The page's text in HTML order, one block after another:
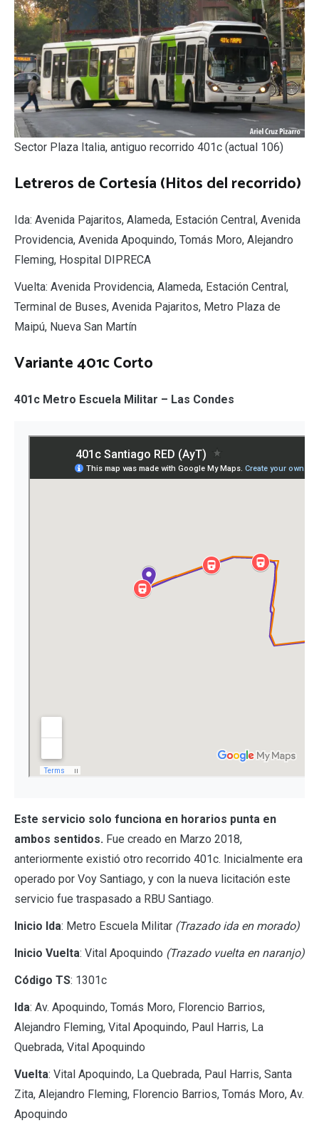
Sector Plaza Italia, antiguo recorrido 401c (actual 106)
Letreros de Cortesía (Hitos del recorrido)
Ida: Avenida Pajaritos, Alameda, Estación Central, Avenida
Providencia, Avenida Apoquindo, Tomás Moro, Alejandro
Fleming, Hospital DIPRECA
Vuelta: Avenida Providencia, Alameda, Estación Central,
Terminal de Buses, Avenida Pajaritos, Metro Plaza de
Maipú, Nueva San Martín
Variante 401c Corto
401c Metro Escuela Militar – Las Condes
Este servicio solo funciona en horarios punta en
ambos sentidos. Fue creado en Marzo 2018,
anteriormente existió otro recorrido 401c. Inicialmente era
operado por Voy Santiago, y con la nueva licitación este
servicio fue traspasado a RBU Santiago.
Inicio Ida: Metro Escuela Militar (Trazado ida en morado)
Inicio Vuelta: Vital Apoquindo (Trazado vuelta en naranjo)
Código TS: 1301c
Ida: Av. Apoquindo, Tomás Moro, Florencio Barrios,
Alejandro Fleming, Vital Apoquindo, Paul Harris, La
Quebrada, Vital Apoquindo
Vuelta: Vital Apoquindo, La Quebrada, Paul Harris, Santa
Zita, Alejandro Fleming, Florencio Barrios, Tomás Moro, Av.
Apoquindo